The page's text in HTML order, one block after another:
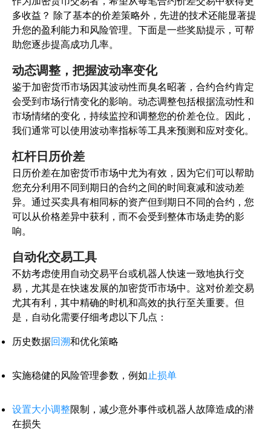
多收益？ 除了基本的价差策略外，先进的技术还能显著提
升您的盈利能力和风险管理。下面是一些奖励提示，可帮
助您逐步提高成功几率。
动态调整，把握波动率变化
鉴于加密货币市场因其波动性而臭名昭著，合约合约肯定
会受到市场行情变化的影响。动态调整包括根据流动性和
市场情绪的变化，持续监控和调整您的价差仓位。因此，
我们通常可以使用波动率指标等工具来预测和应对变化。
杠杆日历价差
日历价差在加密货币市场中尤为有效，因为它们可以帮助
您充分利用不同到期日的合约之间的时间衰减和波动差
异。通过买卖具有相同标的资产但到期日不同的合约，您
可以从价格差异中获利，而不会受到整体市场走势的影
响。
自动化交易工具
不妨考虑使用自动交易平台或机器人快速一致地执行交
易，尤其是在快速发展的加密货币市场中。这对价差交易
尤其有利，其中精确的时机和高效的执行至关重要。但
是，自动化需要仔细考虑以下几点：
历史数据回溯和优化策略
实施稳健的风险管理参数，例如止损单
设置大小调整限制，减少意外事件或机器人故障造成的潜
在损失